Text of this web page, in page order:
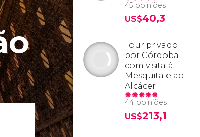
45 opiniões
US$40,3
Tour privado
por Córdoba
com visita à
Mesquita e ao
Alcácer
44 opiniões
US$213,1